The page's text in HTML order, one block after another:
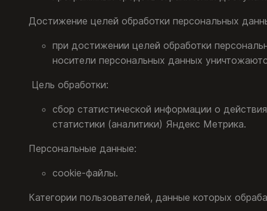
Достижение целей обработки персональных
при достижении целей обработки
носители персональных данных
Цель обработки:
сбор статистической информации о
статистики (аналитики) Яндекс Метрика.
Персональные данные:
cookie-файлы.
Категории пользователей, данные которых